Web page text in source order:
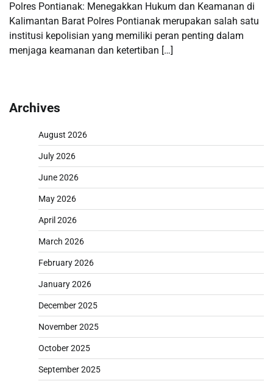
Polres Pontianak: Menegakkan Hukum dan Keamanan di
Kalimantan Barat Polres Pontianak merupakan salah satu
institusi kepolisian yang memiliki peran penting dalam
menjaga keamanan dan ketertiban […]
Archives
August 2026
July 2026
June 2026
May 2026
April 2026
March 2026
February 2026
January 2026
December 2025
November 2025
October 2025
September 2025